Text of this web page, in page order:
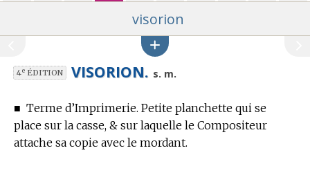
visorion
4eÉDITION VISORION. s. m.
■ Terme d’Imprimerie. Petite planchette qui se
place sur la casse, & sur laquelle le Compositeur
attache sa copie avec le mordant.